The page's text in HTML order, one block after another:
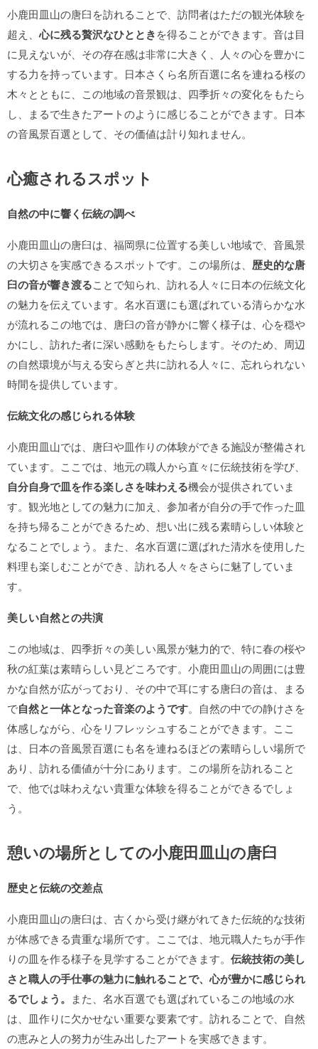
小鹿田皿山の唐臼を訪れることで、訪問者はただの観光体験を
超え、心に残る贅沢なひとときを得ることができます。音は目
に見えないが、その存在感は非常に大きく、人々の心を豊かに
する力を持っています。日本さくら名所百選に名を連ねる桜の
木々とともに、この地域の音景観は、四季折々の変化をもたら
し、まるで生きたアートのように感じることができます。日本
の音風景百選として、その価値は計り知れません。
心癒されるスポット
自然の中に響く伝統の調べ
小鹿田皿山の唐臼は、福岡県に位置する美しい地域で、音風景
の大切さを実感できるスポットです。この場所は、 歴史的な唐
臼の音が響き渡ることで知られ、訪れる人々に日本の伝統文化
の魅力を伝えています。名水百選にも選ばれている清らかな水
が流れるこの地では、唐臼の音が静かに響く様子は、心を穏や
かにし、訪れた者に深い感動をもたらします。そのため、周辺
の自然環境が与える安らぎと共に訪れる人々に、忘れられない
時間を提供しています。
伝統文化の感じられる体験
小鹿田皿山では、唐臼や皿作りの体験ができる施設が整備され
ています。ここでは、地元の職人から直々に伝統技術を学び、
自分自身で皿を作る楽しさを味わえる機会が提供されていま
す。観光地としての魅力に加え、参加者が自分の手で作った皿
を持ち帰ることができるため、想い出に残る素晴らしい体験と
なることでしょう。また、名水百選に選ばれた清水を使用した
料理も楽しむことができ、訪れる人々をさらに魅了していま
す。
美しい自然との共演
この地域は、四季折々の美しい風景が魅力的で、特に春の桜や
秋の紅葉は素晴らしい見どころです。小鹿田皿山の周囲には豊
かな自然が広がっており、その中で耳にする唐臼の音は、まる
で自然と一体となった音楽のようです。自然の中での静けさを
体感しながら、心をリフレッシュすることができます。ここ
は、日本の音風景百選にも名を連ねるほどの素晴らしい場所で
あり、訪れる価値が十分にあります。この場所を訪れること
で、他では味わえない貴重な体験を得ることができるでしょ
う。
憩いの場所としての小鹿田皿山の唐臼
歴史と伝統の交差点
小鹿田皿山の唐臼は、古くから受け継がれてきた伝統的な技術
が体感できる貴重な場所です。ここでは、地元職人たちが手作
りの皿を作る様子を見学することができます。 伝統技術の美し
さと職人の手仕事の魅力に触れることで、心が豊かに感じられ
るでしょう。 また、名水百選でも選ばれているこの地域の水
は、皿作りに欠かせない重要な要素です。訪れることで、自然
の恵みと人の努力が生み出したアートを実感できます。